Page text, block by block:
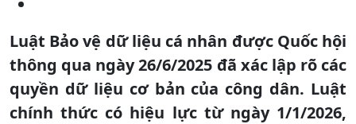
Luật Bảo vệ dữ liệu cá nhân được Quốc hội
thông qua ngày 26/6/2025 đã xác lập rõ các
quyền dữ liệu cơ bản của công dân. Luật
chính thức có hiệu lực từ ngày 1/1/2026,